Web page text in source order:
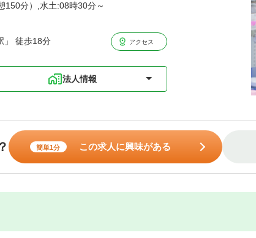
150分）,水土:08時30分～
」 徒歩18分 アクセス
法人情報
簡単1分 この求人に興味がある